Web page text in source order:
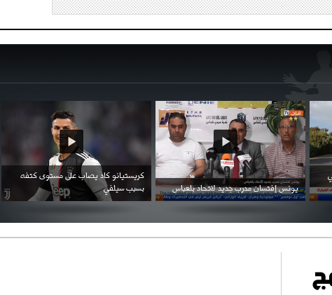
بن زيمة ... كرم كروي قابله لإنتقام عرقي .
احتفال السفارة السعودية في الجزائر بالعيد
الوطني للمملكة